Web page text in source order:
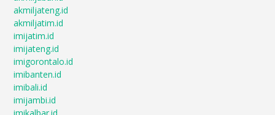
akmiljateng.id
akmiljatim.id
imijatim.id
imijateng.id
imigorontalo.id
imibanten.id
imibali.id
imijambi.id